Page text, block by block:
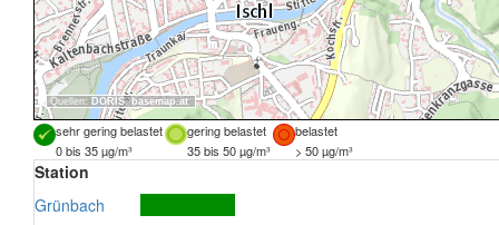
Quellen: DORIS, basemap.at
sehr gering belastet gering belastet
belastet
0 bis 35 µg/m³
35 bis 50 µg/m³ > 50 µg/m³
Station
Grünbach